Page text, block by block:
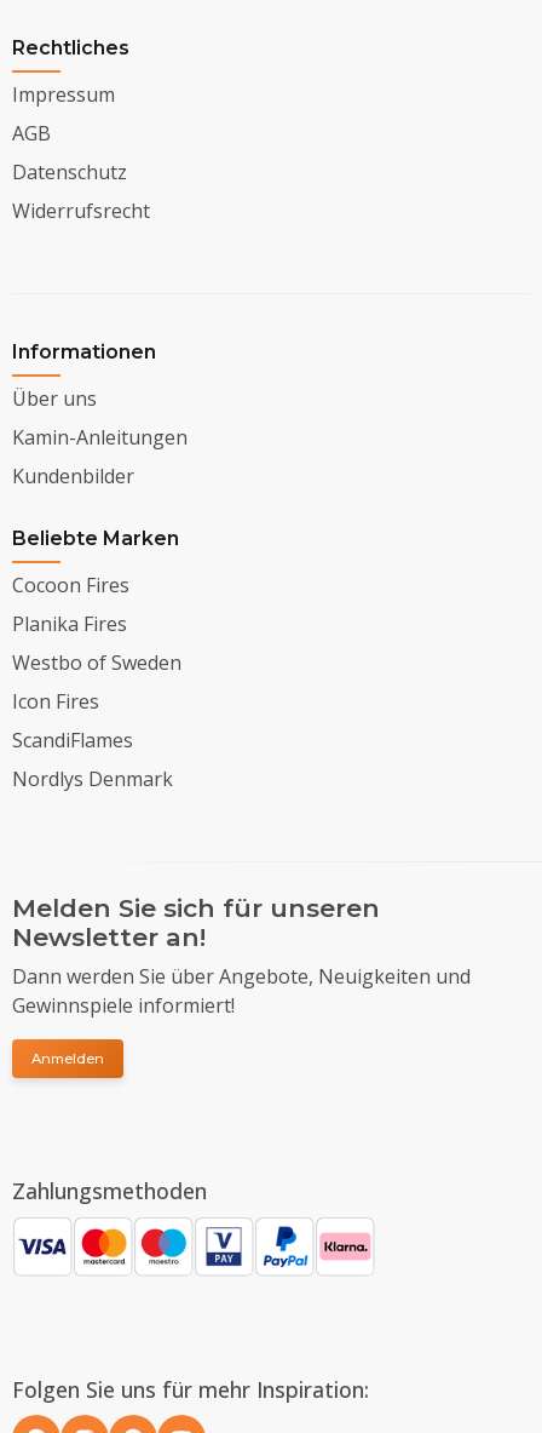
Rechtliches
Impressum
AGB
Datenschutz
Widerrufsrecht
Informationen
Über uns
Kamin-Anleitungen
Kundenbilder
Beliebte Marken
Cocoon Fires
Planika Fires
Westbo of Sweden
Icon Fires
ScandiFlames
Nordlys Denmark
Melden Sie sich für unseren
Newsletter an!
Dann werden Sie über Angebote, Neuigkeiten und
Gewinnspiele informiert!
Anmelden
Zahlungsmethoden
Folgen Sie uns für mehr Inspiration: